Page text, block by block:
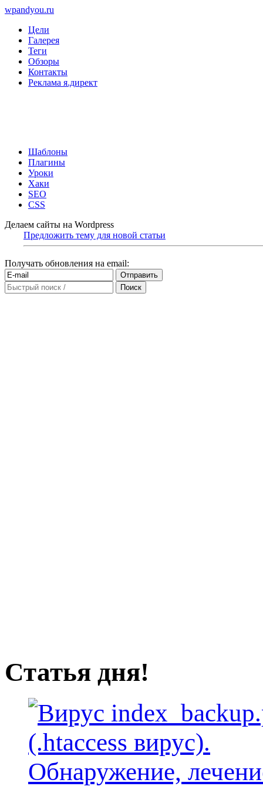
wpandyou.ru
Цели
Галерея
Теги
Обзоры
Контакты
Реклама я.директ
Шаблоны
Плагины
Уроки
Хаки
SEO
CSS
Делаем сайты на Wordpress
Предложить тему для новой статьи
Получать обновления на email:
Статья дня!